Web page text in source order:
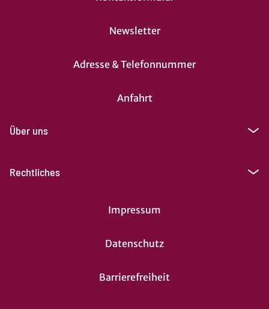
Newsletter
Adresse & Telefonnummer
Anfahrt
Über uns
Rechtliches
Impressum
Datenschutz
Barrierefreiheit